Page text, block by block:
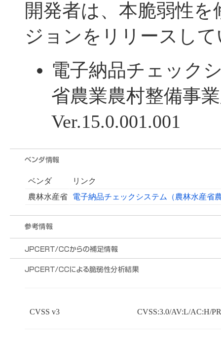
開発者は、本脆弱性
ジョンをリリースし
電子納品チェック
省農業農村整備事
Ver.15.0.001.001
ベンダ
リンク
農林水産省
電子納品チェックシステム（農林水産省
CVSS v3 CVSS:3.0/AV:L/AC:H/